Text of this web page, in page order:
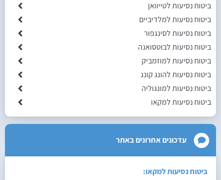
ביטוח נסיעות לטייוואן
ביטוח נסיעות למלדיביים
ביטוח נסיעות לסינגפור
ביטוח נסיעות לבוטסואנה
ביטוח נסיעות למוזמביק
ביטוח נסיעות להונג קונג
ביטוח נסיעות למונגוליה
ביטוח נסיעות למקאו
עדכונים אחרונים באתר
ביטוח נסיעות למקאו: